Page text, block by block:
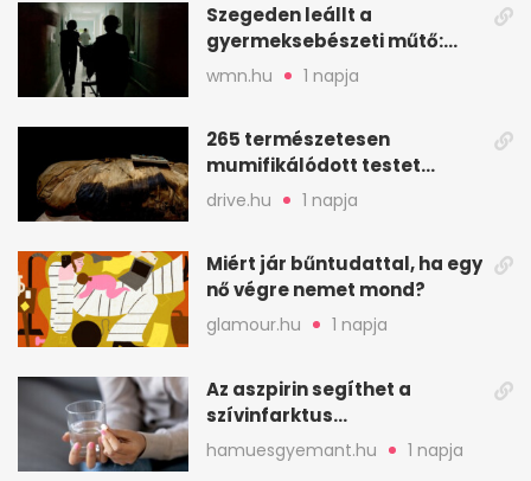
Szegeden leállt a
gyermeksebészeti műtő:
elfogytak a tartalékok
wmn.hu 1 napja
265 természetesen
mumifikálódott testet
találtak egy váci templom
drive.hu 1 napja
Miért jár bűntudattal, ha egy
nő végre nemet mond?
glamour.hu 1 napja
Az aszpirin segíthet a
szívinfarktus
megelőzésében, de nem
mindenkinek
hamuesgyemant.hu 1 napja